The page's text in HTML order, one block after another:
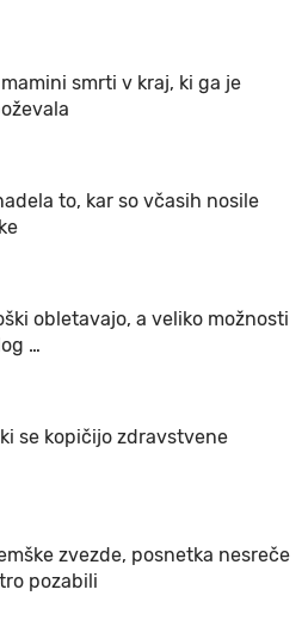
smrti v kraj, ki ga je
to, kar so včasih nosile
obletavajo, a veliko možnosti
…
se kopičijo zdravstvene
zvezde, posnetka nesreče
pozabili